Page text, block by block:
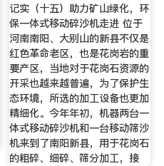
记实（十五）助力矿山绿化，环
保一体式移动碎沙机走进 位于
河南南阳、大别山的新县不仅是
红色革命老区，也是花岗岩的重
要产区，当地对于花岗石资源的
开采也越来越普遍，为了保护生
态环境，所选的加工设备也更加
精细化。今年年初，机器两台一
体式移动碎沙机和一台移动筛沙
机来到了南阳新县，用于花岗石
的粗碎、细碎、筛分加工，接